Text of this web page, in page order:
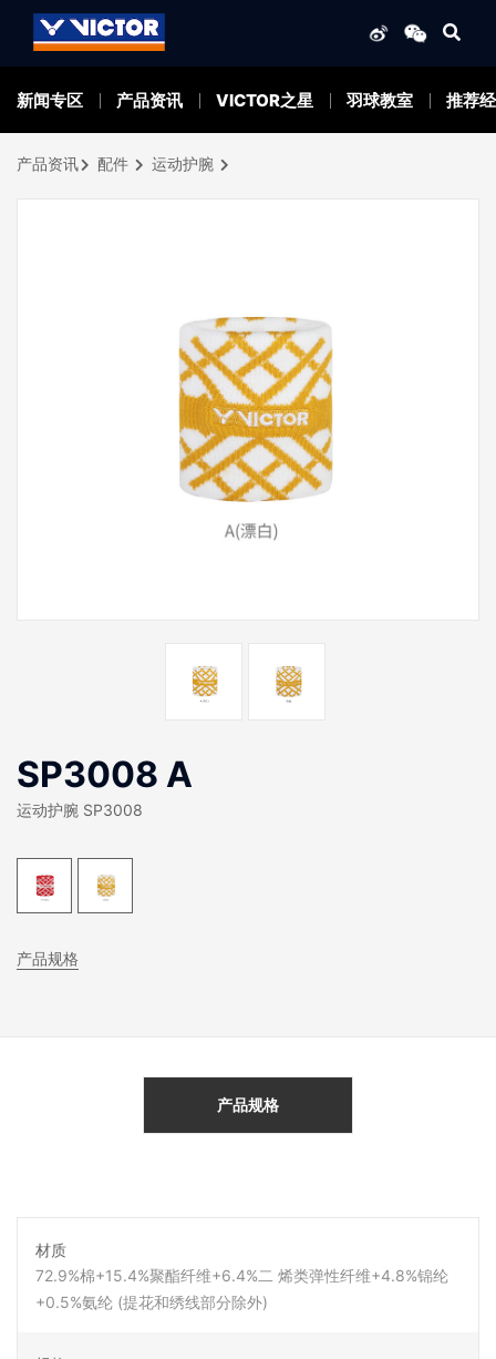
新闻专区 产品资讯 VICTOR之星 羽球教室 推荐
产品资讯 配件 运动护腕
SP3008 A
运动护腕 SP3008
产品规格
产品规格
材质
72.9%棉+15.4%聚酯纤维+6.4%二 烯类弹性纤维+4.8%锦纶
+0.5%氨纶 (提花和绣线部分除外)